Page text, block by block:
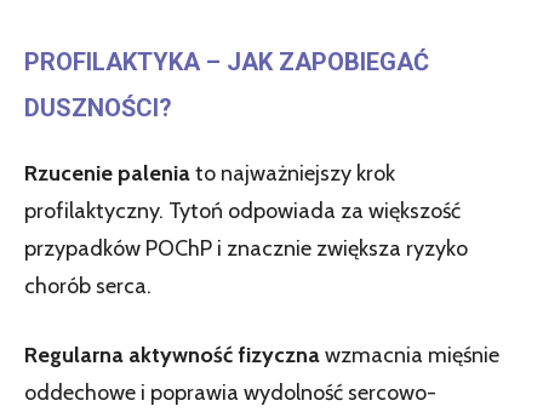
PROFILAKTYKA – JAK ZAPOBIEGAĆ
DUSZNOŚCI?
Rzucenie paleniato najważniejszy krok
profilaktyczny. Tytoń odpowiada za większość
przypadków POChP i znacznie zwiększa ryzyko
chorób serca.
Regularna aktywność fizycznawzmacnia mięśnie
oddechowe i poprawia wydolność sercowo-